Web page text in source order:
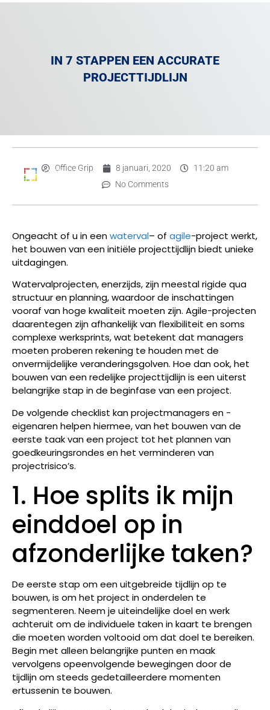
IN 7 STAPPEN EEN ACCURATE
PROJECTTIJDLIJN
Office Grip 8 januari, 2020
11:20 am
No Comments
Ongeacht of u in eenwaterval– of agile-project werkt,
het bouwen van een initiële projecttijdlijn biedt unieke
uitdagingen.
Watervalprojecten, enerzijds, zijn meestal rigide qua
structuur en planning, waardoor de inschattingen
vooraf van hoge kwaliteit moeten zijn. Agile-projecten
daarentegen zijn afhankelijk van flexibiliteit en soms
complexe werksprints, wat betekent dat managers
moeten proberen rekening te houden met de
onvermijdelijke veranderingsgolven. Hoe dan ook, het
bouwen van een redelijke projecttijdlijn is een uiterst
belangrijke stap in de beginfase van een project.
De volgende checklist kan projectmanagers en -
eigenaren helpen hiermee, van het bouwen van de
eerste taak van een project tot het plannen van
goedkeuringsrondes en het verminderen van
projectrisico’s.
1. Hoe splits ik mijn
einddoel op in
afzonderlijke taken?
De eerste stap om een uitgebreide tijdlijn op te
bouwen, is om het project in onderdelen te
segmenteren. Neem je uiteindelijke doel en werk
achteruit om de individuele taken in kaart te brengen
die moeten worden voltooid om dat doel te bereiken.
Begin met alleen belangrijke punten en maak
vervolgens opeenvolgende bewegingen door de
tijdlijn om steeds gedetailleerdere momenten
ertussenin te bouwen.